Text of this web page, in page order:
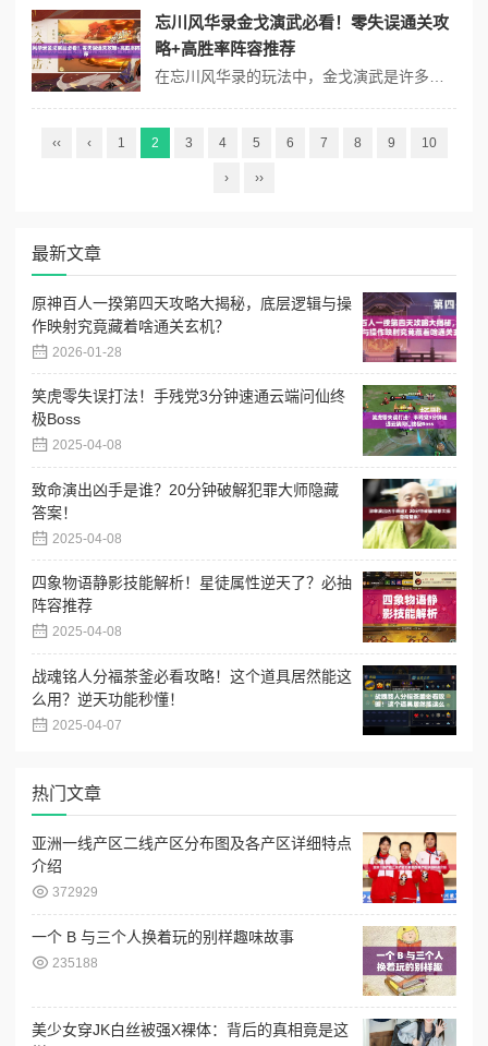
忘川风华录金戈演武必看！零失误通关攻
略+高胜率阵容推荐
‹‹ ‹ 1 2 3 4 5 6 7 8 9 10
› ››
最新文章
原神百人一揆第四天攻略大揭秘，底层逻辑与操
作映射究竟藏着啥通关玄机？
2026-01-28
笑虎零失误打法！手残党3分钟速通云端问仙终
极Boss
2025-04-08
致命演出凶手是谁？20分钟破解犯罪大师隐藏
答案！
2025-04-08
四象物语静影技能解析！星徒属性逆天了？必抽
阵容推荐
2025-04-08
战魂铭人分福茶釜必看攻略！这个道具居然能这
么用？逆天功能秒懂！
2025-04-07
热门文章
亚洲一线产区二线产区分布图及各产区详细特点
介绍
372929
一个 B 与三个人换着玩的别样趣味故事
235188
美少女穿JK白丝被强X裸体：背后的真相竟是这